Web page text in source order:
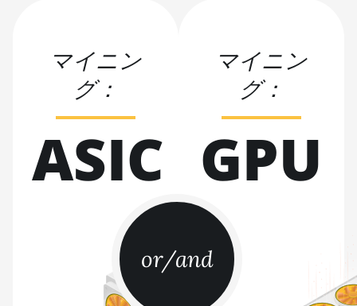
(200Th)
BITMAIN AntMiner S21 Hyd.
(335Th)
Immersion (301Th)
BITMAIN AntMiner S21 Pro
BITMAIN AntMiner S21 XP
BITMAIN AntMiner S21 XP
Hyd (473Th)
BITMAIN AntMiner S21 XP
or/and
マイニン
グ：
ASIC
マイニン
グ：
GPU